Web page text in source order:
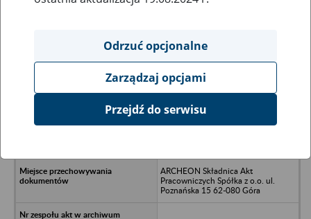
Ukryj wszystkie pozycje bazy
Przedsiębiorstwo Wielobranżowe
ARCHEON Składnica Akt
Pracowniczych Spółka z o.o. ul.
Poznańska 15 62-080 Góra
Odrzuć opcjonalne
Zarządzaj opcjami
Przejdź do serwisu